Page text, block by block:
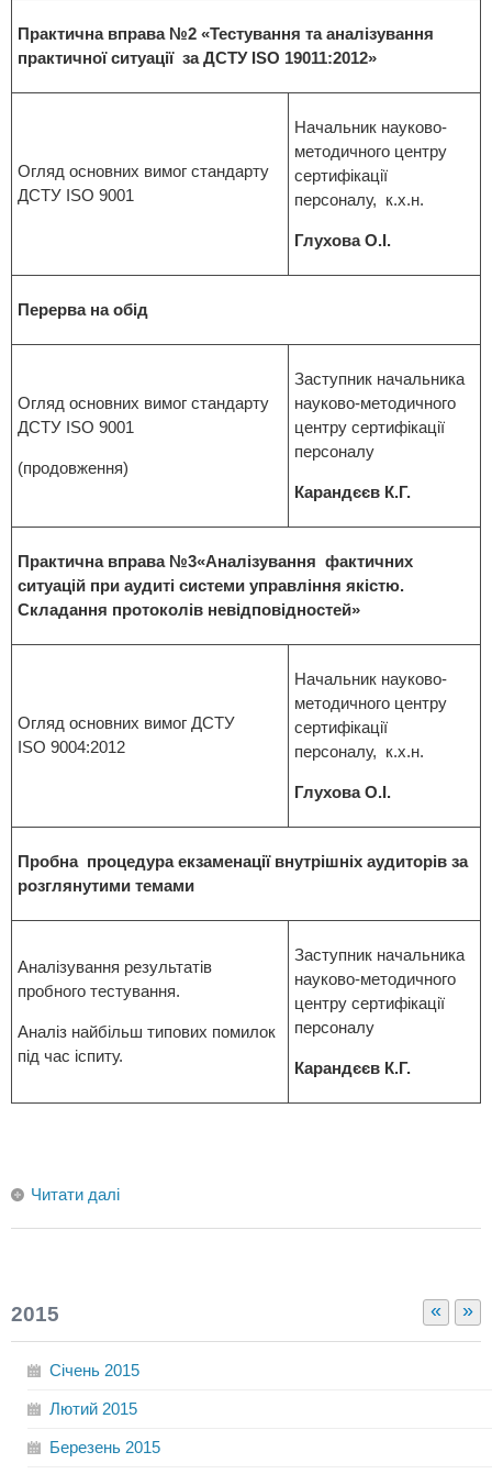
Практична вправа №2 «Тестування та аналізування
практичної ситуації за ДСТУ ISO 19011:2012»
Огляд основних вимог стандарту
ДСТУ ISO 9001
Начальник науково-
методичного центру
сертифікації
персоналу, к.х.н.
Глухова О.І.
Перерва на обід
Огляд основних вимог стандарту
ДСТУ ISO 9001
(продовження)
Заступник начальника
науково-методичного
центру сертифікації
персоналу
Карандєєв К.Г.
Практична вправа №3«Аналізування фактичних
ситуацій при аудиті системи управління якістю.
Складання протоколів невідповідностей»
Огляд основних вимог ДСТУ
ISO 9004:2012
Начальник науково-
методичного центру
сертифікації
персоналу, к.х.н.
Глухова О.І.
Пробна процедура екзаменації внутрішніх аудиторів за
розглянутими темами
Аналізування результатів
пробного тестування.
Аналіз найбільш типових помилок
під час іспиту.
Заступник начальника
науково-методичного
центру сертифікації
персоналу
Карандєєв К.Г.
Читати далі
« »
2015
Січень 2015
Лютий 2015
Березень 2015